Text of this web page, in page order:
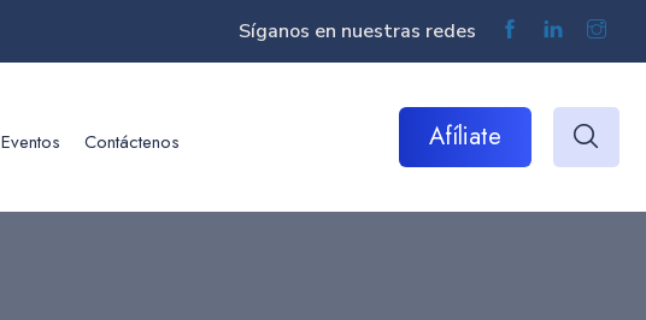
Síganos en nuestras redes
Eventos Contáctenos Afíliate